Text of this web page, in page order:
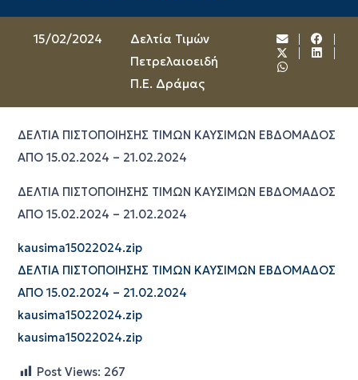
15/02/2024
Δελτία Τιμών
Πετρελαιοειδή
Π.Ε. Δράμας
ΔΕΛΤΙΑ ΠΙΣΤΟΠΟΙΗΣΗΣ ΤΙΜΩΝ ΚΑΥΣΙΜΩΝ ΕΒΔΟΜΑΔΟΣ
ΑΠΟ 15.02.2024 – 21.02.2024
ΔΕΛΤΙΑ ΠΙΣΤΟΠΟΙΗΣΗΣ ΤΙΜΩΝ ΚΑΥΣΙΜΩΝ ΕΒΔΟΜΑΔΟΣ
ΑΠΟ 15.02.2024 – 21.02.2024
kausima15022024.zip
ΔΕΛΤΙΑ ΠΙΣΤΟΠΟΙΗΣΗΣ ΤΙΜΩΝ ΚΑΥΣΙΜΩΝ ΕΒΔΟΜΑΔΟΣ
ΑΠΟ 15.02.2024 – 21.02.2024
kausima15022024.zip
kausima15022024.zip
Post Views: 267